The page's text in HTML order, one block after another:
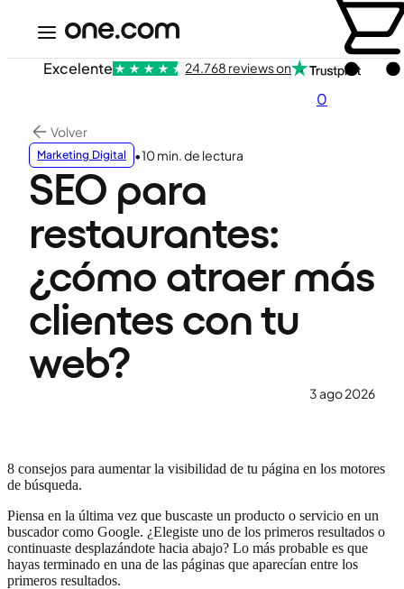
0
Excelente 24.768 reviews on
Volver
Marketing Digital •10 min. de lectura
SEO para
restaurantes:
¿cómo atraer más
clientes con tu
web?
3 ago 2026
8 consejos para aumentar la visibilidad de tu página en los motores
de búsqueda.
Piensa en la última vez que buscaste un producto o servicio en un
buscador como Google. ¿Elegiste uno de los primeros resultados o
continuaste desplazándote hacia abajo? Lo más probable es que
hayas terminado en una de las páginas que aparecían entre los
primeros resultados.